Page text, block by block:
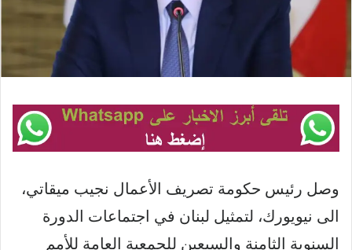
وصل رئيس حكومة تصريف الأعمال نجيب ميقاتي،
الى نيويورك، لتمثيل لبنان في اجتماعات الدورة
السنوية الثامنة والسبعين للجمعية العامة للأمم